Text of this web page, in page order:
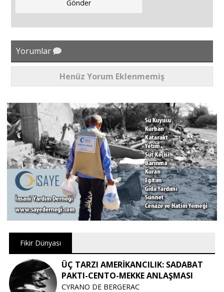
Yorumlar
Henüz Yorum Eklenmemiş
Fikir Dünyası
ÜÇ TARZI AMERİKANCILIK: SADABAT
PAKTI-CENTO-MEKKE ANLAŞMASI
CYRANO DE BERGERAC